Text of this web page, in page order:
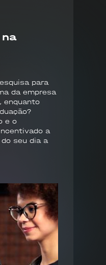
para
da empresa
enquanto
e o
a
seu dia a